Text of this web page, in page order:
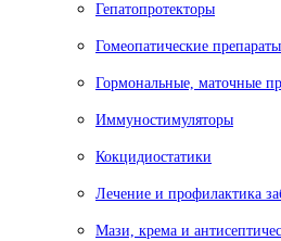
Гепатопротекторы
Гомеопатические препараты
Гормональные, маточные
Иммуностимуляторы
Кокцидиостатики
Лечение и профилактика
Мази, крема и